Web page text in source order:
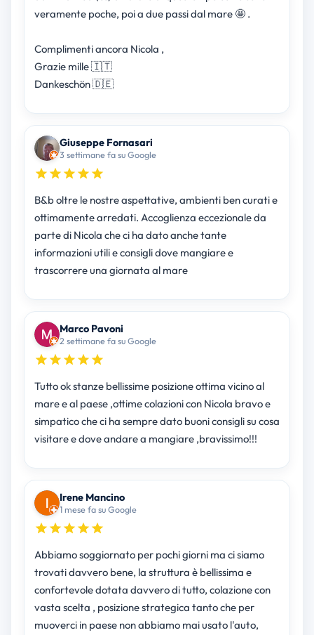
veramente poche, poi a due passi dal mare 🤩 .
Complimenti ancora Nicola ,
Grazie mille 🇮🇹
Dankeschön 🇩🇪
Giuseppe Fornasari
3 settimane fa su Google
B&b oltre le nostre aspettative, ambienti ben curati e
ottimamente arredati. Accoglienza eccezionale da
parte di Nicola che ci ha dato anche tante
informazioni utili e consigli dove mangiare e
trascorrere una giornata al mare
Marco Pavoni
2 settimane fa su Google
Tutto ok stanze bellissime posizione ottima vicino al
mare e al paese ,ottime colazioni con Nicola bravo e
simpatico che ci ha sempre dato buoni consigli su cosa
visitare e dove andare a mangiare ,bravissimo!!!
Irene Mancino
1 mese fa su Google
Abbiamo soggiornato per pochi giorni ma ci siamo
trovati davvero bene, la struttura è bellissima e
confortevole dotata davvero di tutto, colazione con
vasta scelta , posizione strategica tanto che per
muoverci in paese non abbiamo mai usato l'auto,